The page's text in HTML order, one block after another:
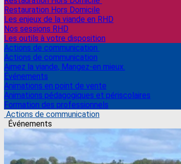
Restauration Hors Domicile
Les enjeux de la viande en RHD
Nos sessions RHD
Les outils à votre disposition
Actions de communication
Actions de communication
Aimez la viande, Mangez-en mieux.
Événements
Animations en point de vente
Animations pédagogiques et périscolaires
Formation des professionnels
Actions de communication
Événements